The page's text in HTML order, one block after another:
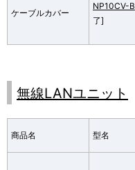
ケーブルカバー
NP10CV-B
了]
無線LANユニット
商品名 型名